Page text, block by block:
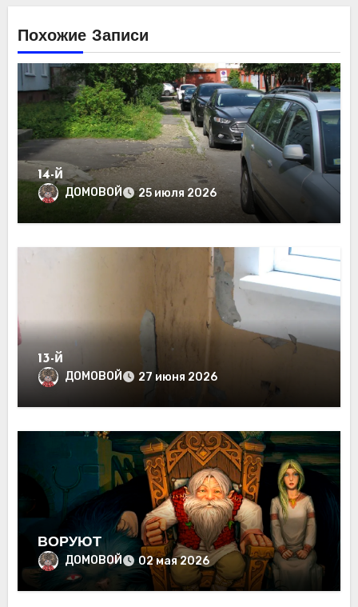
Похожие Записи
14-й
ДОМОВОЙ 25 июля 2026
13-й
ДОМОВОЙ 27 июня 2026
ВОРУЮТ
ДОМОВОЙ 02 мая 2026